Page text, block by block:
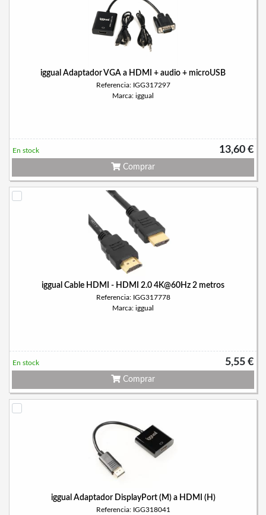
iggual Adaptador VGA a HDMI + audio + microUSB
Referencia: IGG317297
Marca: iggual
13,60 €
En stock
Comprar
iggual Cable HDMI - HDMI 2.0 4K@60Hz 2 metros
Referencia: IGG317778
Marca: iggual
5,55 €
En stock
Comprar
iggual Adaptador DisplayPort (M) a HDMI (H)
Referencia: IGG318041